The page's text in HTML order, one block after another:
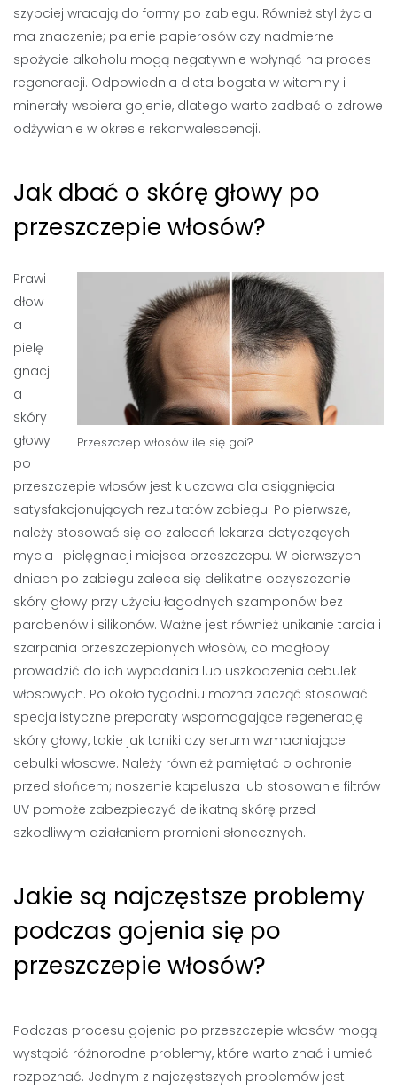
szybciej wracają do formy po zabiegu. Również styl życia
ma znaczenie; palenie papierosów czy nadmierne
spożycie alkoholu mogą negatywnie wpłynąć na proces
regeneracji. Odpowiednia dieta bogata w witaminy i
minerały wspiera gojenie, dlatego warto zadbać o zdrowe
odżywianie w okresie rekonwalescencji.
Jak dbać o skórę głowy po
przeszczepie włosów?
Przeszczep włosów ile się goi?
Prawi
dłow
a
pielę
gnacj
a
skóry
głowy
po
przeszczepie włosów jest kluczowa dla osiągnięcia
satysfakcjonujących rezultatów zabiegu. Po pierwsze,
należy stosować się do zaleceń lekarza dotyczących
mycia i pielęgnacji miejsca przeszczepu. W pierwszych
dniach po zabiegu zaleca się delikatne oczyszczanie
skóry głowy przy użyciu łagodnych szamponów bez
parabenów i silikonów. Ważne jest również unikanie tarcia i
szarpania przeszczepionych włosów, co mogłoby
prowadzić do ich wypadania lub uszkodzenia cebulek
włosowych. Po około tygodniu można zacząć stosować
specjalistyczne preparaty wspomagające regenerację
skóry głowy, takie jak toniki czy serum wzmacniające
cebulki włosowe. Należy również pamiętać o ochronie
przed słońcem; noszenie kapelusza lub stosowanie filtrów
UV pomoże zabezpieczyć delikatną skórę przed
szkodliwym działaniem promieni słonecznych.
Jakie są najczęstsze problemy
podczas gojenia się po
przeszczepie włosów?
Podczas procesu gojenia po przeszczepie włosów mogą
wystąpić różnorodne problemy, które warto znać i umieć
rozpoznać. Jednym z najczęstszych problemów jest